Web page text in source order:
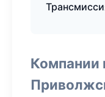
Компании